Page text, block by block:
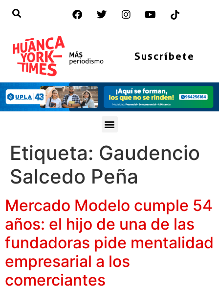
Suscríbete
Etiqueta: Gaudencio
Salcedo Peña
Mercado Modelo cumple 54
años: el hijo de una de las
fundadoras pide mentalidad
empresarial a los
comerciantes